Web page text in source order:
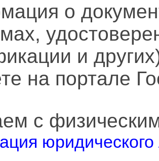
о
и
на портале
с